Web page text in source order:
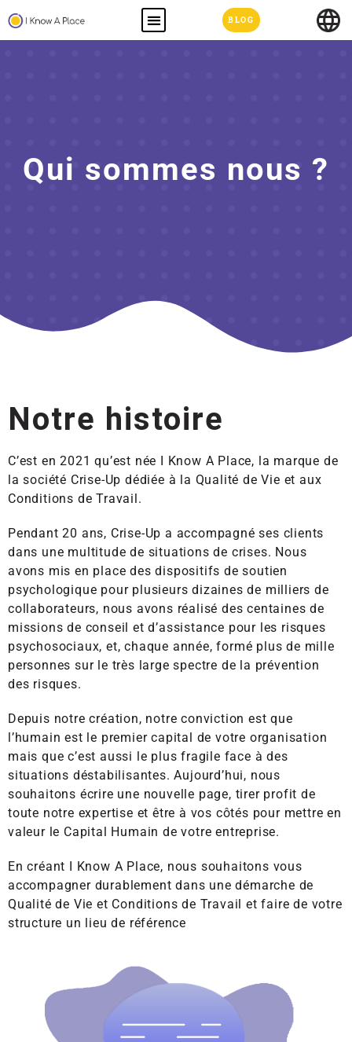
BLOG
Qui sommes nous ?
Notre histoire
C’est en 2021 qu’est née I Know A Place, la marque de
la société Crise-Up dédiée à la Qualité de Vie et aux
Conditions de Travail.
Pendant 20 ans, Crise-Up a accompagné ses clients
dans une multitude de situations de crises. Nous
avons mis en place des dispositifs de soutien
psychologique pour plusieurs dizaines de milliers de
collaborateurs, nous avons réalisé des centaines de
missions de conseil et d’assistance pour les risques
psychosociaux, et, chaque année, formé plus de mille
personnes sur le très large spectre de la prévention
des risques.
Depuis notre création, notre conviction est que
l’humain est le premier capital de votre organisation
mais que c’est aussi le plus fragile face à des
situations déstabilisantes. Aujourd’hui, nous
souhaitons écrire une nouvelle page, tirer profit de
toute notre expertise et être à vos côtés pour mettre en
valeur le Capital Humain de votre entreprise.
En créant I Know A Place, nous souhaitons vous
accompagner durablement dans une démarche de
Qualité de Vie et Conditions de Travail et faire de votre
structure un lieu de référence